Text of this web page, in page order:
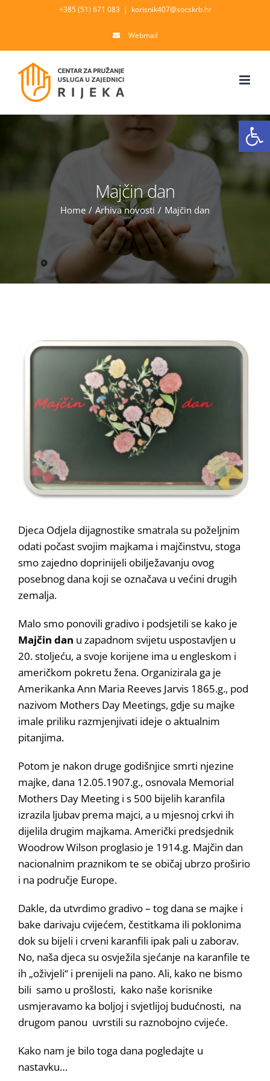
+385 (51) 671 083 | korisnik407@socskrb.hr
Webmail
Majčin dan
Home / Arhiva novosti / Majčin dan
View
Larger
Djeca Odjela dijagnostike smatrala su poželjnim
odati počast svojim majkama i majčinstvu, stoga
smo zajedno doprinijeli obilježavanju ovog
posebnog dana koji se označava u većini drugih
zemalja.
Malo smo ponovili gradivo i podsjetili se kako je
Majčin dan u zapadnom svijetu uspostavljen u
20. stoljeću, a svoje korijene ima u engleskom i
američkom pokretu žena. Organizirala ga je
Amerikanka Ann Maria Reeves Jarvis 1865.g., pod
nazivom Mothers Day Meetings, gdje su majke
imale priliku razmjenjivati ideje o aktualnim
pitanjima.
Potom je nakon druge godišnjice smrti njezine
majke, dana 12.05.1907.g., osnovala Memorial
Mothers Day Meeting i s 500 bijelih karanfila
izrazila ljubav prema majci, a u mjesnoj crkvi ih
dijelila drugim majkama. Američki predsjednik
Woodrow Wilson proglasio je 1914.g. Majčin dan
nacionalnim praznikom te se običaj ubrzo proširio
i na područje Europe.
Dakle, da utvrdimo gradivo – tog dana se majke i
bake darivaju cvijećem, čestitkama ili poklonima
dok su bijeli i crveni karanfili ipak pali u zaborav.
No, naša djeca su osvježila sjećanje na karanfile te
ih „oživjeli“ i prenijeli na pano. Ali, kako ne bismo
bili samo u prošlosti, kako naše korisnike
usmjeravamo ka boljoj i svjetlijoj budućnosti, na
drugom panou uvrstili su raznobojno cvijeće.
Kako nam je bilo toga dana pogledajte u
nastavku…